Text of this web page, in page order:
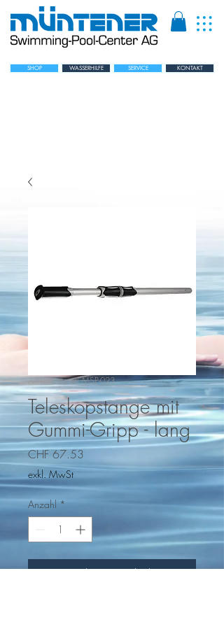
SHOP WASSERHILFE SERVICE KONTAKT
Artikelnummer: MSP-023
Teleskopstange mit
Gummi-Gripp - lang
CHF 67.53Preis
exkl. MwSt
Anzahl *
In den Warenkorb